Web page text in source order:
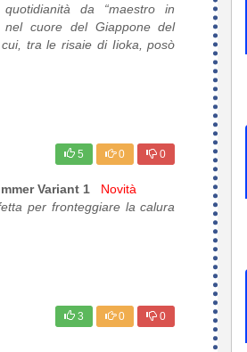
da “maestro in
nel cuore del Giappone del
tra le risaie di Iioka, posò
5 0 0
Variant 1
Novità
per fronteggiare la calura
3 0 0